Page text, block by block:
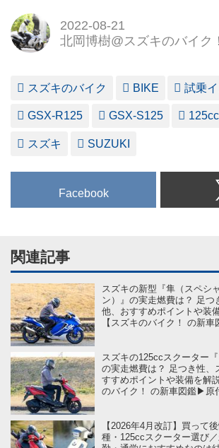
2022-08-21
北岡博樹@スズキのバイク！
スズキのバイク BIKE 試乗
GSX-R125 GSX-S125 125cc
スズキ SUZUKI
Facebook
関連記事
スズキの新型『隼（スペシ
ン）』の実走燃費は？ 足つ
他、おすすめポイントや装
【スズキのバイク！ の新
スズキの125ccスクーター『
の実走燃費は？ 足つき性、
すすめポイントや装備を解
のバイク！ の新車図鑑▶原
【2026年4月改訂】買って
種・125ccスクーター選び